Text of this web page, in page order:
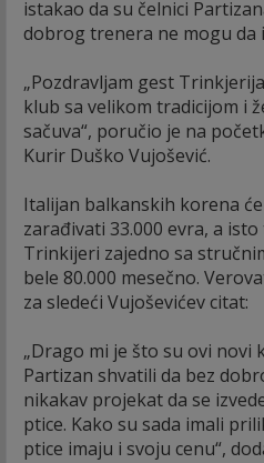
istakao da su čelnici
dobrog trenera ne mogu da
„Pozdravljam gest
klub sa velikom tradicijom i
sačuva“, poručio je na
Kurir Duško Vujošević.
Italijan balkanskih korena
zarađivati 33.000 evra, a
Trinkijeri zajedno sa
bele 80.000 mesečno.
za sledeći Vujoševićev citat:
„Drago mi je što su ovi novi
Partizan shvatili da bez
nikakav projekat da se
ptice. Kako su sada imali
ptice imaju i svoju cenu“,